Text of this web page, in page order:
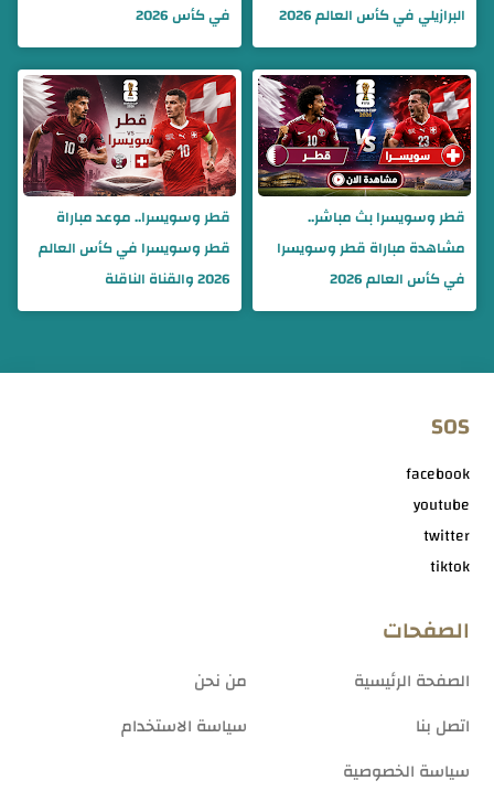
البرازيلي في كأس العالم 2026
في كأس 2026
قطر وسويسرا بث مباشر..
مشاهدة مباراة قطر وسويسرا
في كأس العالم 2026
قطر وسويسرا.. موعد مباراة
قطر وسويسرا في كأس العالم
2026 والقناة الناقلة
الصفحات
الصفحة الرئيسية
من نحن
اتصل بنا
سياسة الاستخدام
سياسة الخصوصية
SOS
facebook
youtube
twitter
tiktok